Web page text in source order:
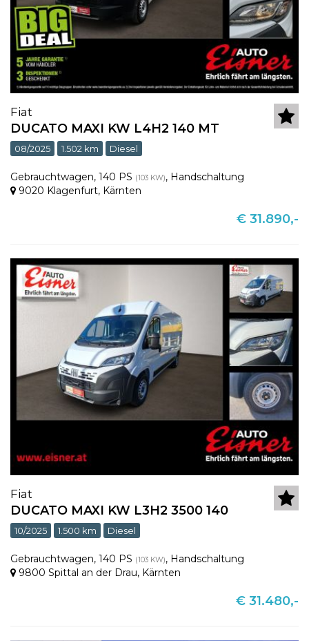
Fiat
DUCATO MAXI KW L4H2 140 MT
08/2025 1.502 km Diesel
Gebrauchtwagen, 140 PS (103 KW), Handschaltung
9020 Klagenfurt, Kärnten
€ 31.890,-
Fiat
DUCATO MAXI KW L3H2 3500 140
10/2025 1.500 km Diesel
Gebrauchtwagen, 140 PS (103 KW), Handschaltung
9800 Spittal an der Drau, Kärnten
€ 31.480,-